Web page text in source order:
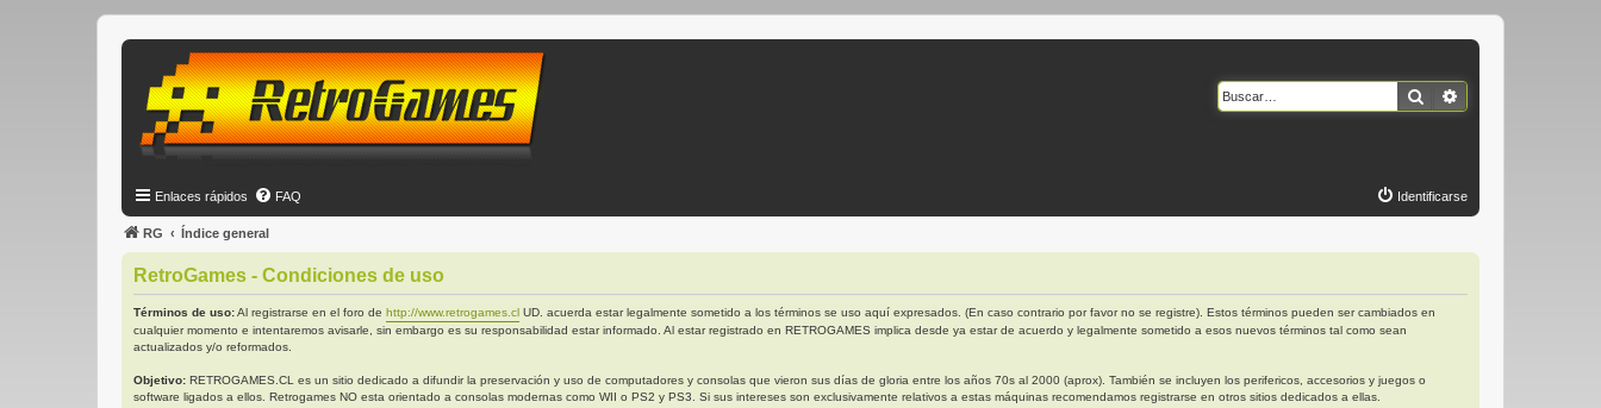
Buscar
Enlaces rápidos FAQ Identificarse
RG Índice general
RetroGames - Condiciones de uso
Términos de uso:Al registrarse en el foro de http://www.retrogames.cl UD. acuerda estar legalmente sometido a los términos se uso aquí expresados. (En caso contrario por favor no se registre). Estos términos pueden ser cambiados en
cualquier momento e intentaremos avisarle, sin embargo es su responsabilidad estar informado. Al estar registrado en RETROGAMES implica desde ya estar de acuerdo y legalmente sometido a esos nuevos términos tal como sean
actualizados y/o reformados.
Objetivo: RETROGAMES.CL es un sitio dedicado a difundir la preservación y uso de computadores y consolas que vieron sus días de gloria entre los años 70s al 2000 (aprox). También se incluyen los perifericos, accesorios y juegos o
software ligados a ellos. Retrogames NO esta orientado a consolas modernas como WII o PS2 y PS3. Si sus intereses son exclusivamente relativos a estas máquinas recomendamos registrarse en otros sitios dedicados a ellas.